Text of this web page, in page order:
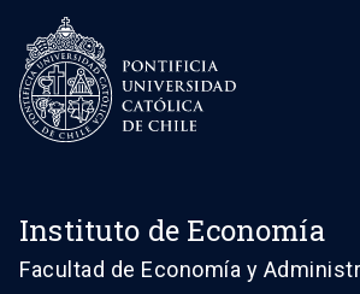
Instituto de Economía
Facultad de Economía y